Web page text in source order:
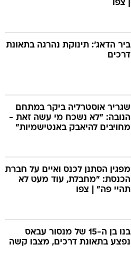
| צפו
ביר הדאג': תינוקת נהרגה בתאונת
דרכים
שגריר אוסטרליה ביקר במתחם
הנובה: "לא נשכח מי עשה זאת -
מחויבים להיאבק באנטישמיות"
מפגין הסתנן לכנס ואיים על חברת
הכנסת: "מחבלת, עוד מעט לא
תהיי פה" | צפו
בנו בן ה-15 של מנסור עבאס
נפצע בתאונת דרכים, מצבו קשה